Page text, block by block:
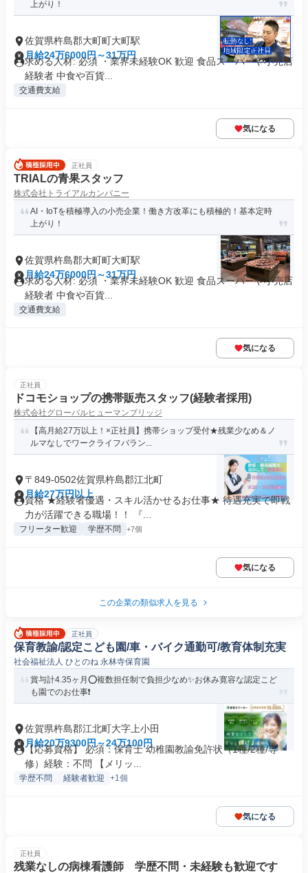
上がり！
佐賀県杵島郡大町町大町駅
月給24万6000円～31万円
求める人材: 必須 ・業界未経験OK 歓迎 食品スーパーや小売店
経験者 中食や百貨...
交通費支給
気になる
正社員
TRIALの青果スタッフ
株式会社トライアルカンパニー
AI・IoTを積極導入の小売企業！働き方改革にも積極的！基本定時
上がり！
佐賀県杵島郡大町町大町駅
月給24万6000円～31万円
求める人材: 必須 ・業界未経験OK 歓迎 食品スーパーや小売店
経験者 中食や百貨...
交通費支給
気になる
正社員
ドコモショップの携帯販売スタッフ(経験者採用)
株式会社グローバルヒューマンブリッジ
【高月給27万以上！×正社員】携帯ショップ受付★残業少なめ＆ノ
ルマなしでワークライフバラン...
〒849-0502佐賀県杵島郡江北町
月給27万円以上
資格 ★経験者優遇・スキル活かせるお仕事★ 待遇充実で即戦
力が活躍できる職場！！ 『...
フリーター歓迎 学歴不問 +7個
気になる
この企業の類似求人を見る
正社員
保育教諭/認定こども園/車・バイク通勤可/教育体制充実
社会福祉法人 ひとのね 永林寺保育園
賞与計4.35ヶ月⭕複数担任制で負担少なめ✨お休み寛容な認定こど
も園でのお仕事❗️
佐賀県杵島郡江北町大字上小田
月給20万9300円～24万100円
【応募資格】 必須：保育士 幼稚園教諭免許状（1種/2種/専
修）経験：不問 【メリッ...
学歴不問 経験者歓迎 +1個
気になる
正社員
残業なしの病棟看護師 学歴不問・未経験も歓迎です